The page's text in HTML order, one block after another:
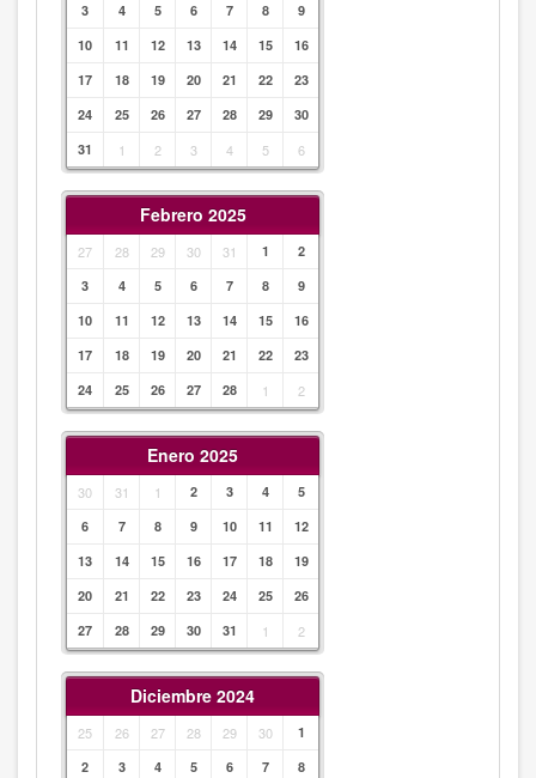
3
4 5 6 7 8
9
10
11 12 13 14 15
16
17
18 19 20 21 22
23
24
25 26 27 28 29
30
31
1 2 3 4 5 6
Febrero 2025
27 28 29 30 31 1
2
3
4 5 6 7 8
9
10
11 12 13 14 15
16
17
18 19 20 21 22
23
24
25 26 27 28 1 2
Enero 2025
30 31 1 2 3 4
5
6
7 8 9 10 11
12
13
14 15 16 17 18
19
20
21 22 23 24 25
26
27
28 29 30 31 1 2
Diciembre 2024
25 26 27 28 29 30
1
2
3 4 5 6 7
8